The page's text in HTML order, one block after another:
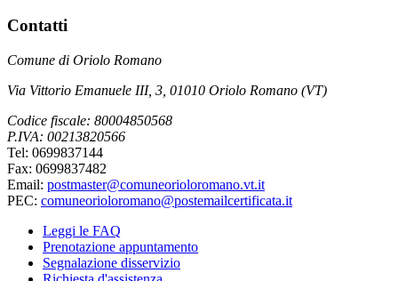
Contatti
Comune di Oriolo Romano
Via Vittorio Emanuele III, 3, 01010 Oriolo Romano (VT)
Codice fiscale: 80004850568
P.IVA: 00213820566
Tel: 0699837144
Fax: 0699837482
Email: postmaster@comuneorioloromano.vt.it
PEC: comuneorioloromano@postemailcertificata.it
Leggi le FAQ
Prenotazione appuntamento
Segnalazione disservizio